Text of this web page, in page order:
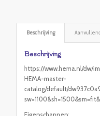
Beschrijving
Beschrijving
https://www.hema.nl/dw/
HEMA-master-
catalog/default/